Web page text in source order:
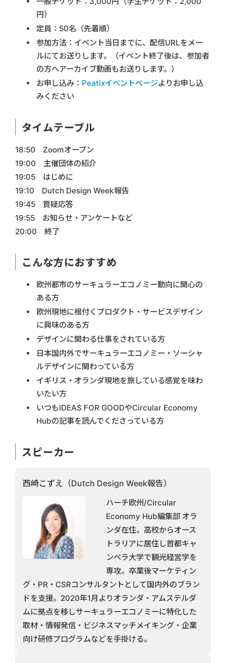
円）
定員：50名（先着順）
参加方法：イベント当日までに、配信URLをメー
ルにてお送りします。（イベント終了後は、参加者
の方へアーカイブ動画もお送りします。）
お申し込み： Peatixイベントページよりお申し込
みください
タイムテーブル
18:50 Zoomオープン
19:00 主催団体の紹介
19:05 はじめに
19:10 Dutch Design Week報告
19:45 質疑応答
19:55 お知らせ・アンケートなど
20:00 終了
こんな方におすすめ
欧州都市のサーキュラーエコノミー動向に関心の
ある方
欧州現地に根付くプロダクト・サービスデザイン
に興味のある方
デザインに関わる仕事をされている方
日本国内外でサーキュラーエコノミー・ソーシャ
ルデザインに関わっている方
イギリス・オランダ現地を旅している感覚を味わ
いたい方
いつもIDEAS FOR GOODやCircular Economy
Hubの記事を読んでくださっている方
スピーカー
西崎こずえ（Dutch Design Week報告）
ハーチ欧州/Circular
Economy Hub編集部 オラ
ンダ在住。高校からオース
トラリアに居住し首都キャ
ンベラ大学で観光経営学を
専攻。卒業後マーケティン
グ・PR・CSRコンサルタントとして国内外のブラン
ドを支援。2020年1月よりオランダ・アムステルダ
ムに拠点を移しサーキュラーエコノミーに特化した
取材・情報発信・ビジネスマッチメイキング・企業
向け研修プログラムなどを手掛ける。